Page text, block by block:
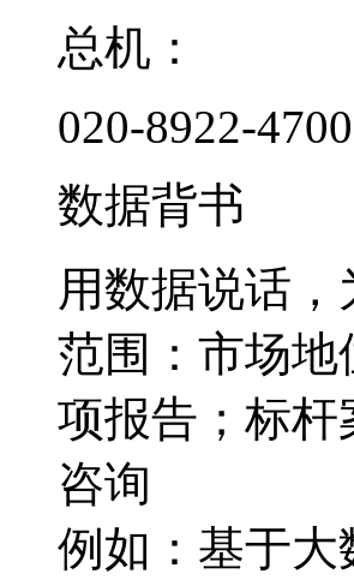
总机：
020-8922-4700
数据背书
用数据说话
范围：市场
项报告；标
咨询
例如：基于